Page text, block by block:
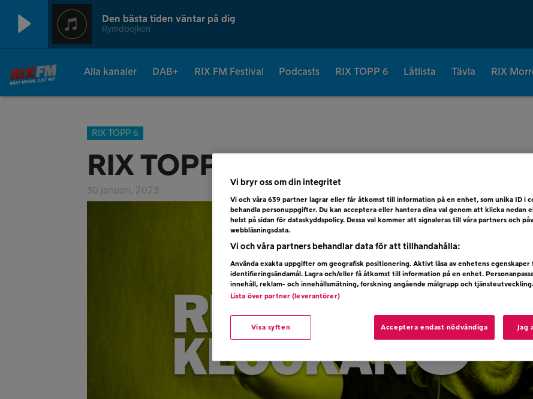
Den bästa tiden väntar på dig
Rymdpojken
Alla kanaler DAB+ RIX FM Festival Podcasts RIX TOPP 6 Låtlista Tävla RIX
RIX TOPP 6
RIX TOPP 6 – 30 JAN
30 januari, 2023
Vi bryr oss om din integritet
Vi och våra 639 partner lagrar eller får åtkomst till information på en enhet, som unika ID i
behandla personuppgifter. Du kan acceptera eller hantera dina val genom att klicka nedan
helst på sidan för dataskyddspolicy. Dessa val kommer att signaleras till våra partners och
webbläsningsdata.
Vi och våra partners behandlar data för att tillhandahålla:
Använda exakta uppgifter om geografisk positionering. Aktivt läsa av enhetens egenskaper
identifieringsändamål. Lagra och/eller få åtkomst till information på en enhet.
innehåll, reklam- och innehållsmätning, forskning angående målgrupp och tjänsteutveckling.
Lista över partner (leverantörer)
Acceptera endast nödvändiga Jag
Visa syften